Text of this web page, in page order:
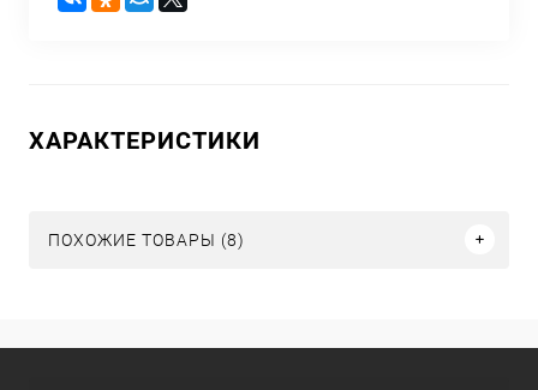
ХАРАКТЕРИСТИКИ
ПОХОЖИЕ ТОВАРЫ (8)